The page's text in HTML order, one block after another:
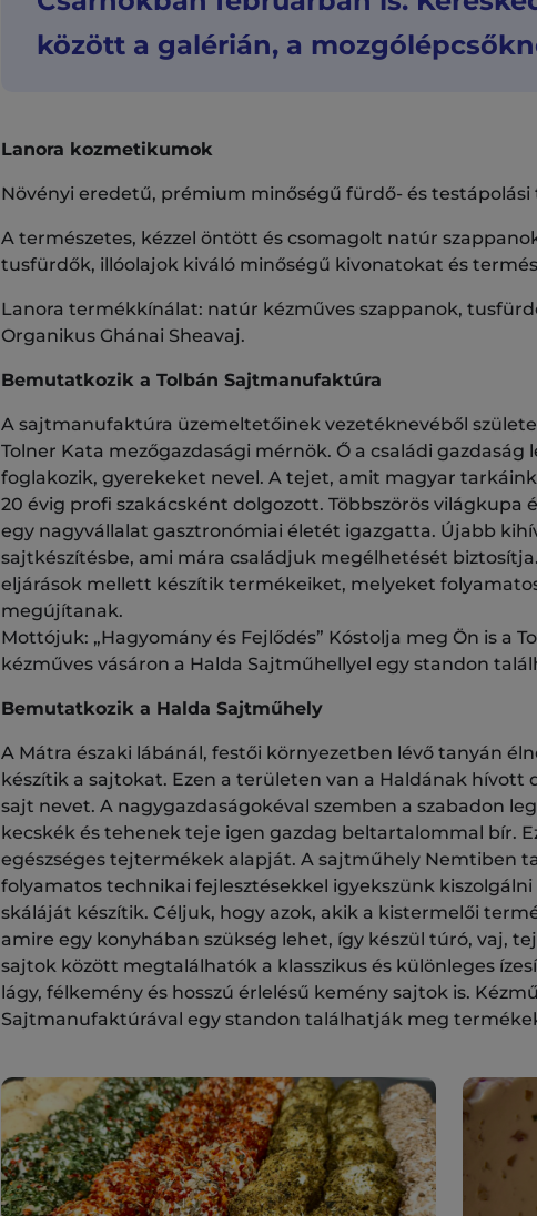
között a galérián, a
Lanora kozmetikumok
Növényi eredetű, prémium minőségű fürdő- és
A természetes, kézzel öntött és csomagolt natúr
tusfürdők, illóolajok kiváló minőségű kivonatokat és
Lanora termékkínálat: natúr kézműves szappanok,
Organikus Ghánai Sheavaj.
Bemutatkozik a Tolbán Sajtmanufaktúra
A sajtmanufaktúra üzemeltetőinek vezetéknevéből
Tolner Kata mezőgazdasági mérnök. Ő a családi
foglakozik, gyerekeket nevel. A tejet, amit magyar
20 évig profi szakácsként dolgozott. Többszörös világkupa
egy nagyvállalat gasztronómiai életét igazgatta. Újabb
sajtkészítésbe, ami mára családjuk megélhetését
eljárások mellett készítik termékeiket, melyeket
megújítanak.
Mottójuk: „Hagyomány és Fejlődés” Kóstolja meg Ön is a
kézműves vásáron a Halda Sajtműhellyel egy standon
Bemutatkozik a Halda Sajtműhely
A Mátra északi lábánál, festői környezetben lévő tanyán
készítik a sajtokat. Ezen a területen van a Haldának
sajt nevet. A nagygazdaságokéval szemben a szabadon
kecskék és tehenek teje igen gazdag beltartalommal bír.
egészséges tejtermékek alapját. A sajtműhely Nemtiben
folyamatos technikai fejlesztésekkel igyekszünk
skáláját készítik. Céljuk, hogy azok, akik a kistermelői
amire egy konyhában szükség lehet, így készül túró, vaj,
sajtok között megtalálhatók a klasszikus és különleges
lágy, félkemény és hosszú érlelésű kemény sajtok is.
Sajtmanufaktúrával egy standon találhatják meg